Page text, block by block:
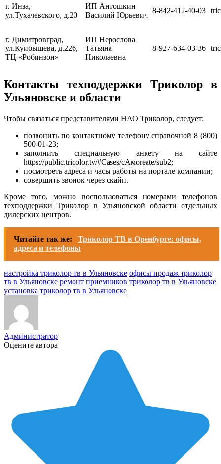
г. Инза,
ул.Тухачевского, д.20
ИП Антошкин
Василий Юрьевич
8-842-412-40-03
г. Димитровград,
ул.Куйбышева, д.226,
ТЦ «Робинзон»
ИП Нерослова
Татьяна
Николаевна
8-927-634-03-36
Контакты техподдержки Триколор в
Ульяновске и области
Чтобы связаться представителями НАО Триколор, следует:
позвонить по контактному телефону справочной 8 (800)
500-01-23;
заполнить специальную анкету на сайте
https://public.tricolor.tv/#Cases/cАмоreate/sub2;
посмотреть адреса и часы работы на портале компании;
совершить звонок через скайп.
Кроме того, можно воспользоваться номерами телефонов
техподдержки Триколор в Ульяновской области отдельных
дилерских центров.
Читайте так же:
Триколор ТВ в Оренбурге: офисы,
адреса и телефоны
настройка триколор тв в Ульяновске офисы продаж триколор
тв в Ульяновске ремонт приемников триколор тв в Ульяновске
установка триколор тв в Ульяновске
Администратор
Оцените автора